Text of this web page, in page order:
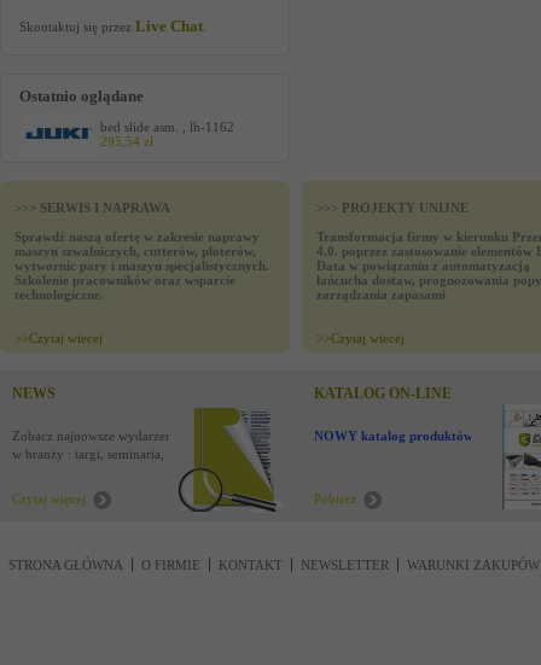
Skontaktuj się przez Live Chat
Ostatnio oglądane
bed slide asm. , lh-1162
295,54 zł
>>> SERWIS I NAPRAWA
Sprawdź naszą ofertę w zakresie naprawy
maszyn szwalniczych, cutterów, ploterów,
wytwornic pary i maszyn specjalistycznych.
Szkolenie pracowników oraz wsparcie
technologiczne.
>>Czytaj wiecej
>>> PROJEKTY UNIJNE
Transformacja firmy w kierunku
4.0. poprzez zastosowanie elementów
Data w powiązaniu z automatyzacją
łańcucha dostaw, prognozowania
zarządzania zapasami
>>Czytaj wiecej
NEWS
Zobacz najnowsze wydarzenia
w branży : targi, seminaria,
Czytaj więcej
KATALOG ON-LINE
NOWY katalog produktów !
Pobierz
STRONA GŁÓWNA O FIRMIE KONTAKT NEWSLETTER WARUNKI ZAKUPÓW